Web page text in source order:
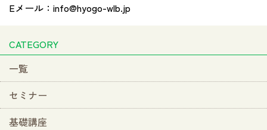
Eメール：info@hyogo-wlb.jp
CATEGORY
一覧
セミナー
基礎講座